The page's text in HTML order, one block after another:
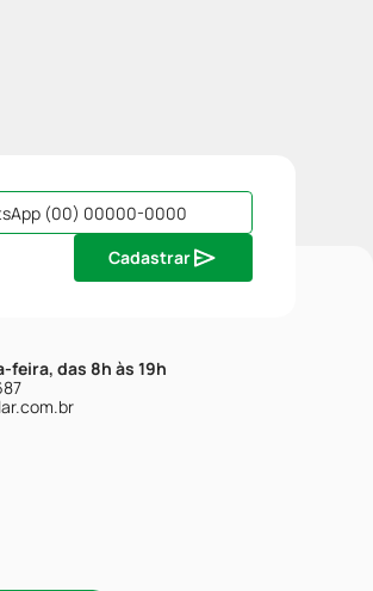
Cadastrar
feira, das 8h às 19h